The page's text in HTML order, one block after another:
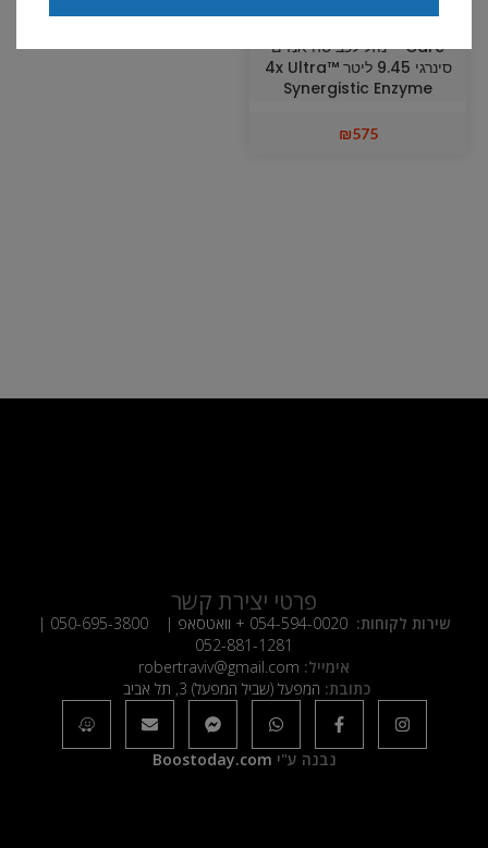
Care – נוזל לכביסה אנזים
סינרגי 9.45 ליטר 4x Ultra™
Synergistic Enzyme
₪575
פרטי יצירת קשר
שירות לקוחות: 054-594-0020 + וואטסאפ | 050-695-3800
|
052-881-1281
אימייל: robertraviv@gmail.com
כתובת: המפעל (שביל המפעל) 3, תל אביב
נבנה ע"י Boostoday.com